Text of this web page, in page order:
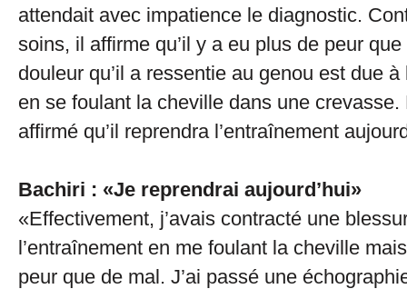
attendait avec impatience le diagnostic.
soins, il affirme qu’il y a eu plus de peur
douleur qu’il a ressentie au genou est due à
en se foulant la cheville dans une crevasse.
affirmé qu’il reprendra l’entraînement
Bachiri : «Je reprendrai aujourd’hui»
«Effectivement, j’avais contracté une
l’entraînement en me foulant la cheville
peur que de mal. J’ai passé une